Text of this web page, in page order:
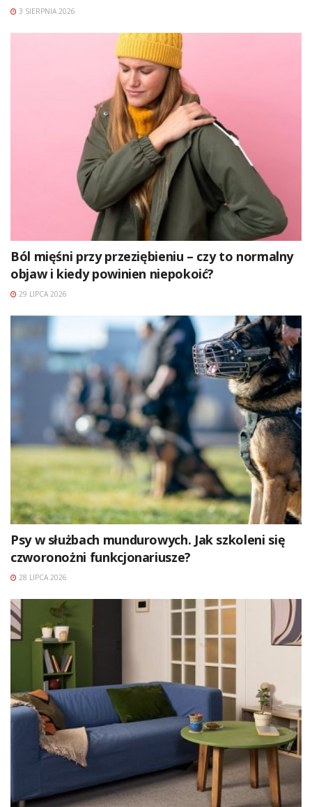
3 SIERPNIA 2026
Ból mięśni przy przeziębieniu – czy to normalny
objaw i kiedy powinien niepokoić?
29 LIPCA 2026
Psy w służbach mundurowych. Jak szkoleni się
czworonożni funkcjonariusze?
28 LIPCA 2026